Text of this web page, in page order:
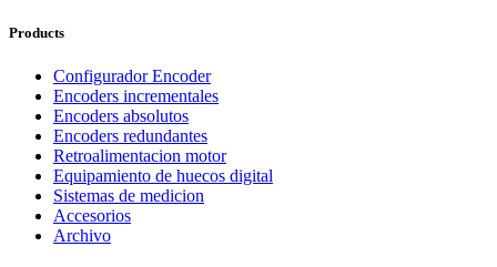
Products
Configurador Encoder
Encoders incrementales
Encoders absolutos
Encoders redundantes
Retroalimentacion motor
Equipamiento de huecos digital
Sistemas de medicion
Accesorios
Archivo